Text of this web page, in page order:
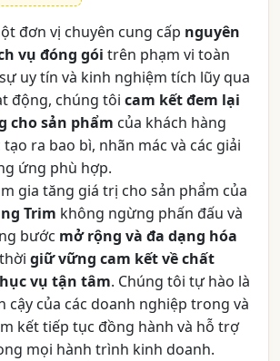
đơn vị chuyên cung cấp nguyên
vụ đóng gói trên phạm vi toàn
uy tín và kinh nghiệm tích lũy qua
động, chúng tôi cam kết đem lại
cho sản phẩm của khách hàng
ra bao bì, nhãn mác và các giải
ứng phù hợp.
gia tăng giá trị cho sản phẩm của
Trim không ngừng phấn đấu và
bước mở rộng và đa dạng hóa
giữ vững cam kết về chất
vụ tận tâm. Chúng tôi tự hào là
cậy của các doanh nghiệp trong và
kết tiếp tục đồng hành và hỗ trợ
mọi hành trình kinh doanh.